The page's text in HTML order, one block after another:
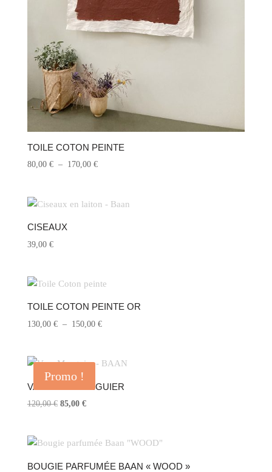
TOILE COTON PEINTE
80,00 € – 170,00 €Plage
80,00 €
CISEAUX
39,00 €
TOILE COTON PEINTE OR
130,00 € – 150,00 €Plage
130,00 €
Promo !
VASES EN MANGUIER
120,00€ Le
était :
85,00 €Le
est :
85,00 €.
BOUGIE PARFUMÉE BAAN « WOOD »